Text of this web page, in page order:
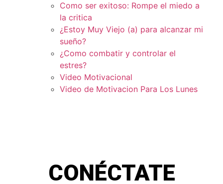
Como ser exitoso: Rompe el miedo a
la critica
¿Estoy Muy Viejo (a) para alcanzar mi
sueño?
¿Como combatir y controlar el
estres?
Video Motivacional
Video de Motivacion Para Los Lunes
CONÉCTATE